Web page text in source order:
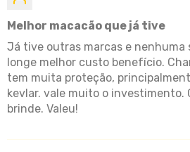
Melhor macacão que já tive
Já tive outras marcas e nenhuma
longe melhor custo benefício.
tem muita proteção,
kevlar. vale muito o investimento.
brinde. Valeu!